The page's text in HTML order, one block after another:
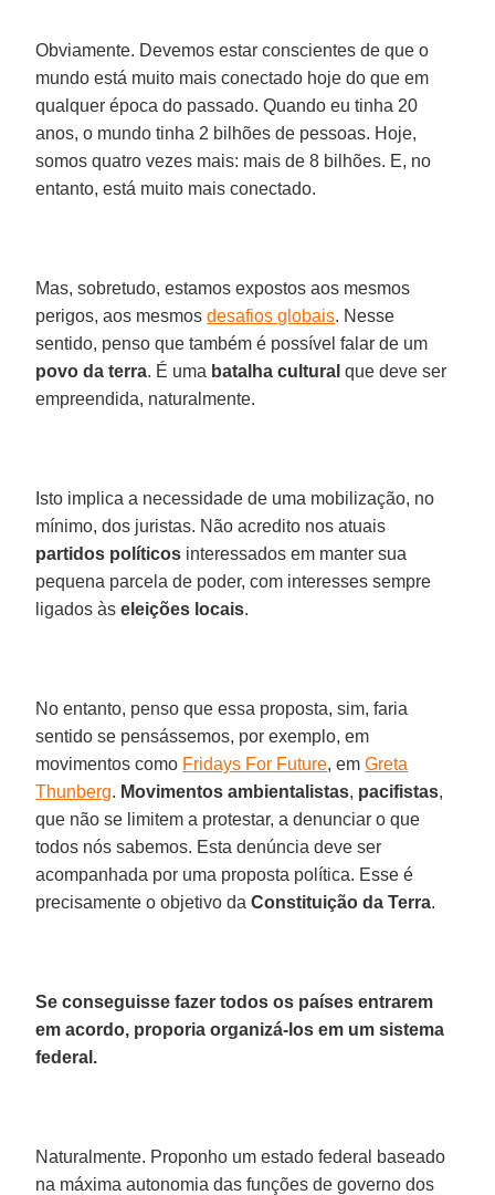
Obviamente. Devemos estar conscientes de que o
mundo está muito mais conectado hoje do que em
qualquer época do passado. Quando eu tinha 20
anos, o mundo tinha 2 bilhões de pessoas. Hoje,
somos quatro vezes mais: mais de 8 bilhões. E, no
entanto, está muito mais conectado.
Mas, sobretudo, estamos expostos aos mesmos
perigos, aos mesmosdesafios globais. Nesse
sentido, penso que também é possível falar de um
povo da terra. É uma batalha cultural que deve ser
empreendida, naturalmente.
Isto implica a necessidade de uma mobilização, no
mínimo, dos juristas. Não acredito nos atuais
partidos políticos interessados em manter sua
pequena parcela de poder, com interesses sempre
ligados àseleições locais.
No entanto, penso que essa proposta, sim, faria
sentido se pensássemos, por exemplo, em
movimentos como Fridays For Future, emGreta
Thunberg. Movimentos ambientalistas, pacifistas,
que não se limitem a protestar, a denunciar o que
todos nós sabemos. Esta denúncia deve ser
acompanhada por uma proposta política. Esse é
precisamente o objetivo daConstituição da Terra.
Se conseguisse fazer todos os países entrarem
em acordo, proporia organizá-los em um sistema
federal.
Naturalmente. Proponho um estado federal baseado
na máxima autonomia das funções de governo dos